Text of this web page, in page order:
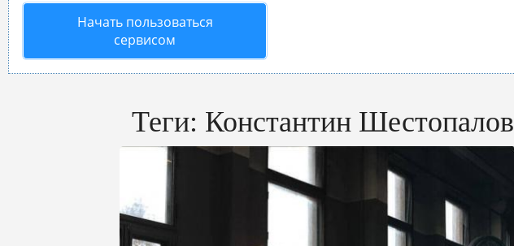
Начать пользоваться
сервисом
Теги: Константин Шестопалов